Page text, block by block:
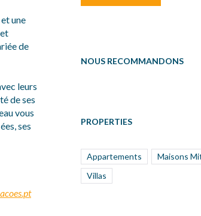
une
et
de
leurs
de ses
vous
ses
NOUS RECOMMANDONS
PROPERTIES
Appartements
Maisons
Villas